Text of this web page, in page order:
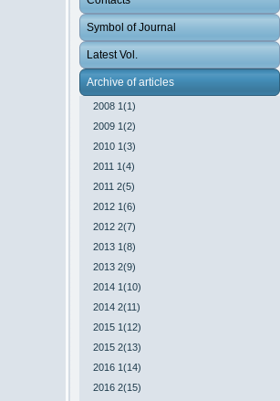
Symbol of Journal
Latest Vol.
Archive of articles
2008 1(1)
2009 1(2)
2010 1(3)
2011 1(4)
2011 2(5)
2012 1(6)
2012 2(7)
2013 1(8)
2013 2(9)
2014 1(10)
2014 2(11)
2015 1(12)
2015 2(13)
2016 1(14)
2016 2(15)